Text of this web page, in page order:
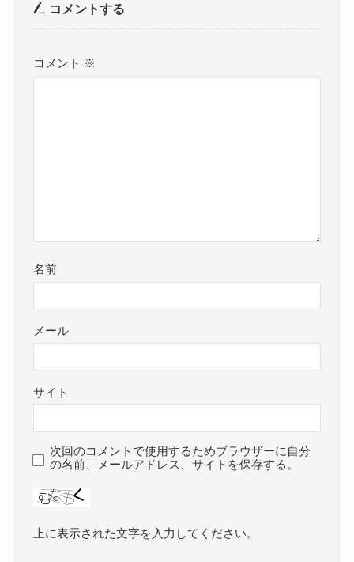
コメントする
コメント ※
名前
メール
サイト
次回のコメントで使用するためブラウザーに自分
の名前、メールアドレス、サイトを保存する。
上に表示された文字を入力してください。